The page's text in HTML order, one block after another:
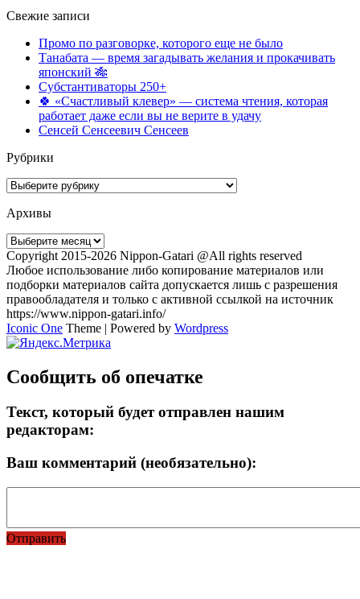
Свежие записи
Промо по разговорке, которого еще не было
Танабата — время загадывать желания и прокачивать
японский 🎋
Субстантиваторы 250+
🍀 «Счастливый клевер» — система чтения, которая
работает даже если вы не верите в удачу
Сенсей Сенсеевич Сенсеев
Рубрики
Рубрики
Архивы
Архивы
Copyright 2015-2026 Nippon-Gatari @All rights reserved
Любое использование либо копирование материалов или
подборки материалов сайта допускается лишь с разрешения
правообладателя и только с активной ссылкой на источник
https://www.nippon-gatari.info/
Iconic One Theme | Powered by Wordpress
Сообщить об опечатке
Текст, который будет отправлен нашим
редакторам:
Ваш комментарий (необязательно):
Отправить